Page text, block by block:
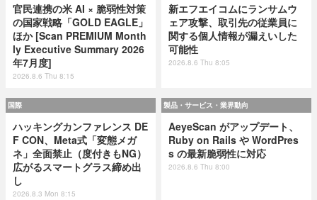
官民連携の米 AI × 脆弱性対策
の国家戦略「GOLD EAGLE」
ほか [Scan PREMIUM Month
ly Executive Summary 2026
年7月度]
2026.8.6 Thu 8:15
新エフエイコムにランサムウ
ェア攻撃、取引先の従業員に
関する個人情報が漏えいした
可能性
2026.8.6 Thu 8:05
国際
ハッキングカンファレンス DE
F CON、Meta式「変態メガ
ネ」全面禁止（度付きもNG）
広がるスマートグラス締め出
し
2026.8.3 Mon 8:15
製品・サービス・業界動向
AeyeScan がアップデート、
Ruby on Rails や WordPres
s の最新脆弱性に対応
2026.8.6 Thu 8:00